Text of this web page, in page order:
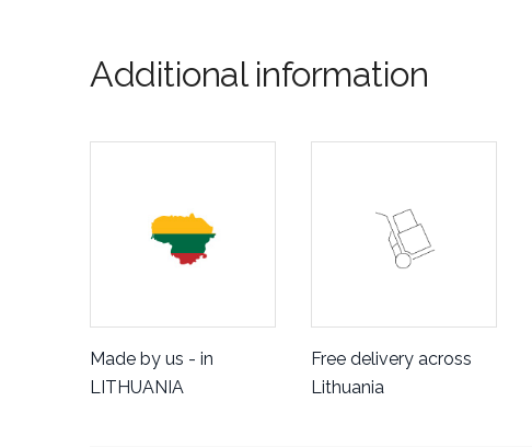
Additional information
Made by us - in
LITHUANIA
Free delivery across
Lithuania